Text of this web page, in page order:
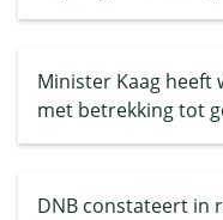
Minister Kaag heeft
met betrekking tot
DNB constateert in